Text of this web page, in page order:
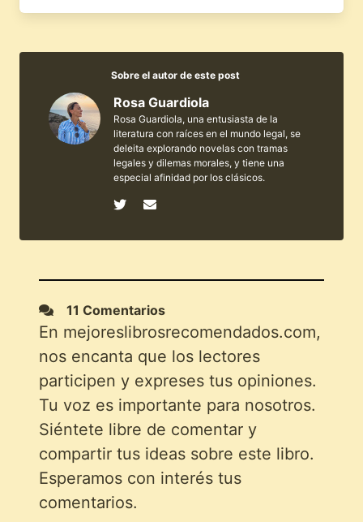
Sobre el autor de este post
Rosa Guardiola
Rosa Guardiola, una entusiasta de la
literatura con raíces en el mundo legal, se
deleita explorando novelas con tramas
legales y dilemas morales, y tiene una
especial afinidad por los clásicos.
11 Comentarios
En mejoreslibrosrecomendados.com,
nos encanta que los lectores
participen y expreses tus opiniones.
Tu voz es importante para nosotros.
Siéntete libre de comentar y
compartir tus ideas sobre este libro.
Esperamos con interés tus
comentarios.